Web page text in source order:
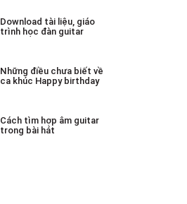
Download tài liệu, giáo
trình học đàn guitar
Những điều chưa biết về
ca khúc Happy birthday
Cách tìm hợp âm guitar
trong bài hát